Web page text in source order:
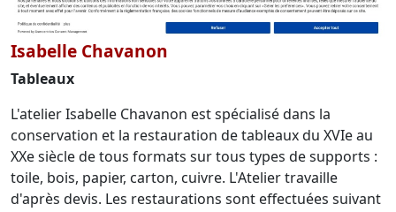
Isabelle Chavanon
Tableaux
L'atelier Isabelle Chavanon est spécialisé dans la
conservation et la restauration de tableaux du XVIe au
XXe siècle de tous formats sur tous types de supports :
toile, bois, papier, carton, cuivre. L'Atelier travaille
d'après devis. Les restaurations sont effectuées suivant